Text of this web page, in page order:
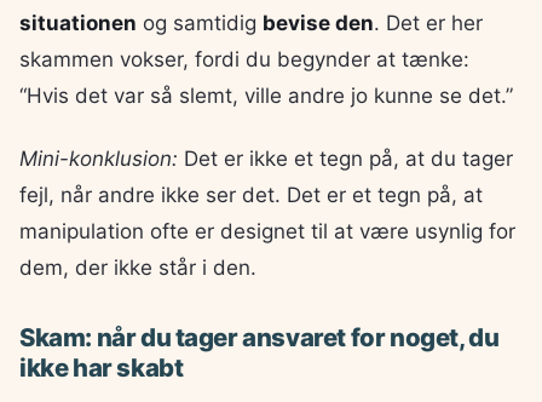
situationen og samtidig bevise den. Det er her
skammen vokser, fordi du begynder at tænke:
“Hvis det var så slemt, ville andre jo kunne se det.”
Mini-konklusion: Det er ikke et tegn på, at du tager
fejl, når andre ikke ser det. Det er et tegn på, at
manipulation ofte er designet til at være usynlig for
dem, der ikke står i den.
Skam: når du tager ansvaret for noget, du
ikke har skabt